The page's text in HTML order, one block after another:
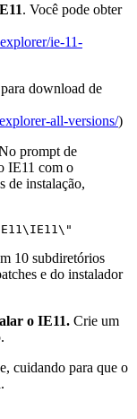
. Você pode obter
ie-11-
download de
all-versions/)
prompt de
IE11 com o
de instalação,
10 subdiretórios
e do instalador
o IE11. Crie um
cuidando para que o